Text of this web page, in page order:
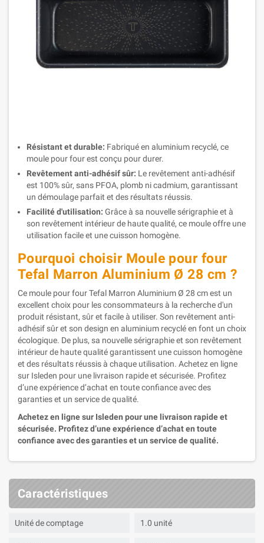
Résistant et durable: Fabriqué en aluminium recyclé, ce
moule pour four est conçu pour durer.
Revêtement anti-adhésif sûr: Le revêtement anti-adhésif
est 100% sûr, sans PFOA, plomb ni cadmium, garantissant
un démoulage parfait et des résultats réussis.
Facilité d'utilisation: Grâce à sa nouvelle sérigraphie et à
son revêtement intérieur de haute qualité, ce moule offre une
utilisation facile et une cuisson homogène.
Pourquoi choisir Moule pour four
Tefal Marron Aluminium Ø 28 cm ?
Ce moule pour four Tefal Marron Aluminium Ø 28 cm est un
excellent choix pour les consommateurs à la recherche d'un
produit résistant, sûr et facile à utiliser. Son revêtement anti-
adhésif sûr et son design en aluminium recyclé en font un choix
écologique. De plus, sa nouvelle sérigraphie et son revêtement
intérieur de haute qualité garantissent une cuisson homogène
et des résultats réussis à chaque utilisation. Achetez en ligne
sur Isleden pour une livraison rapide et sécurisée. Profitez
d’une expérience d’achat en toute confiance avec des
garanties et un service de qualité.
Achetez en ligne sur Isleden pour une livraison rapide et
sécurisée. Profitez d’une expérience d’achat en toute
confiance avec des garanties et un service de qualité.
Caractéristiques
Unité de comptage 1.0 unité